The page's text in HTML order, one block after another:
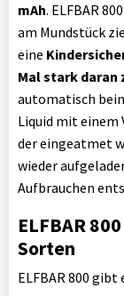
mAh. ELFBAR
am Mundstück
eine
Mal stark daran
automatisch
Liquid mit einem
der eingeatmet
wieder
Aufbrauchen
ELFBAR
Sorten
ELFBAR 800